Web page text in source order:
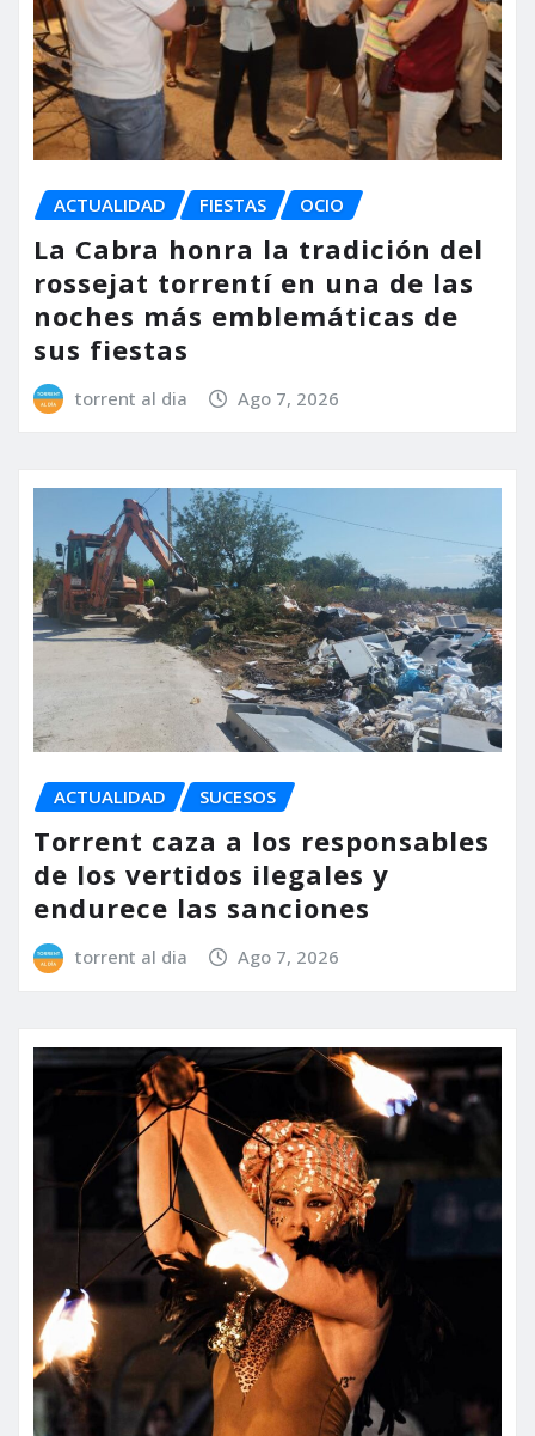
ACTUALIDAD FIESTAS OCIO
La Cabra honra la tradición del
rossejat torrentí en una de las
noches más emblemáticas de
sus fiestas
torrent al dia Ago 7, 2026
ACTUALIDAD SUCESOS
Torrent caza a los responsables
de los vertidos ilegales y
endurece las sanciones
torrent al dia Ago 7, 2026